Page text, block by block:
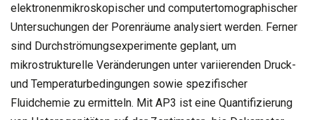
elektronenmikroskopischer und computertomographischer
Untersuchungen der Porenräume analysiert werden. Ferner
sind Durchströmungsexperimente geplant, um
mikrostrukturelle Veränderungen unter variierenden Druck-
und Temperaturbedingungen sowie spezifischer
Fluidchemie zu ermitteln. Mit AP3 ist eine Quantifizierung